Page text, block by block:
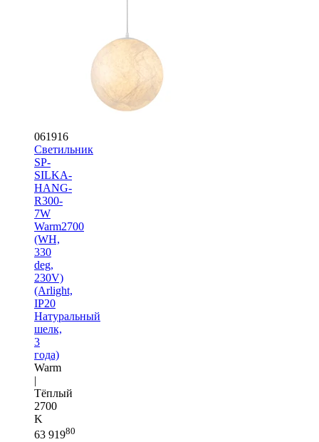
061916
Светильник
SP-
SILKA-
HANG-
R300-
7W
Warm2700
(WH,
330
deg,
230V)
(Arlight,
IP20
Натуральный
шелк,
3
года)
Warm
|
Тёплый
2700
K
63 91980